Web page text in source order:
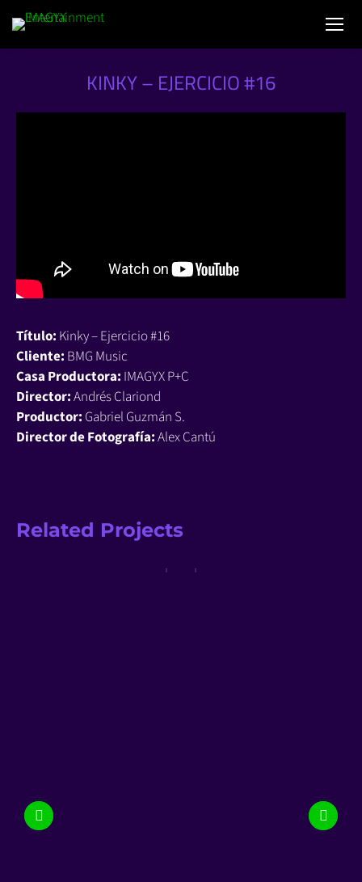
KINKY – EJERCICIO #16
Título: Kinky – Ejercicio #16
Cliente: BMG Music
Casa Productora: IMAGYX P+C
Director:Andrés Clariond
Productor: Gabriel Guzmán S.
Director de Fotografía:Alex Cantú
Related Projects